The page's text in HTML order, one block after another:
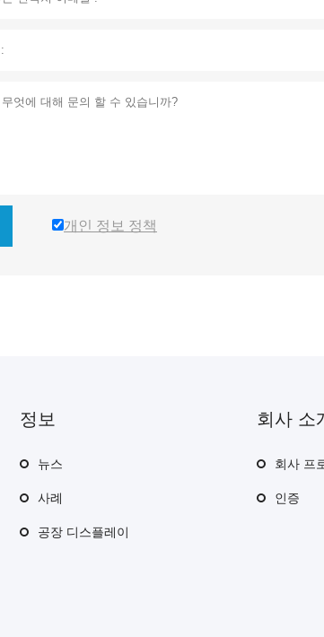
개인 정보 정책
정보
뉴스
사례
공장 디스플레이
회사 소
회사 프
인증